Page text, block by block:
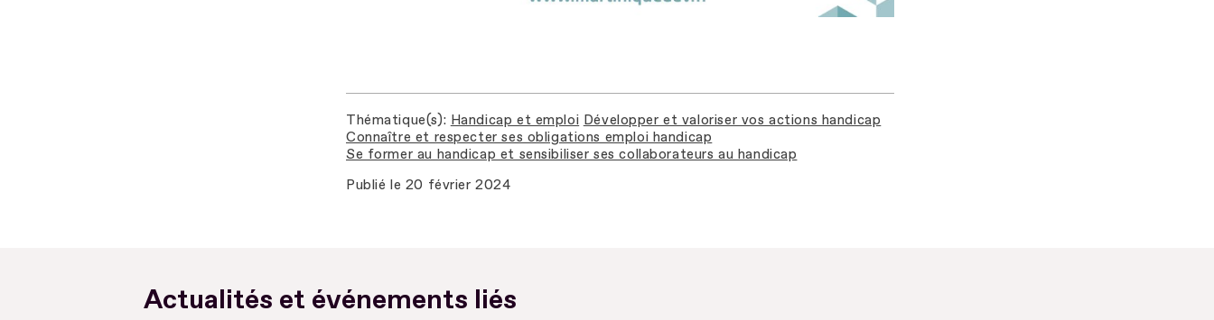
Thématique(s) Handicap et emploi Développer et valoriser vos actions handicap
Connaître et respecter ses obligations emploi handicap
Se former au handicap et sensibiliser ses collaborateurs au handicap
Publié le 20 février 2024
Actualités et événements liés